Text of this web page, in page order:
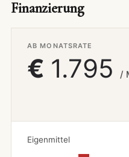
Video
Drohnenflug & Rundgang
Finanzierung
AB MONATSRATE
€ 1.795 /
Eigenmittel